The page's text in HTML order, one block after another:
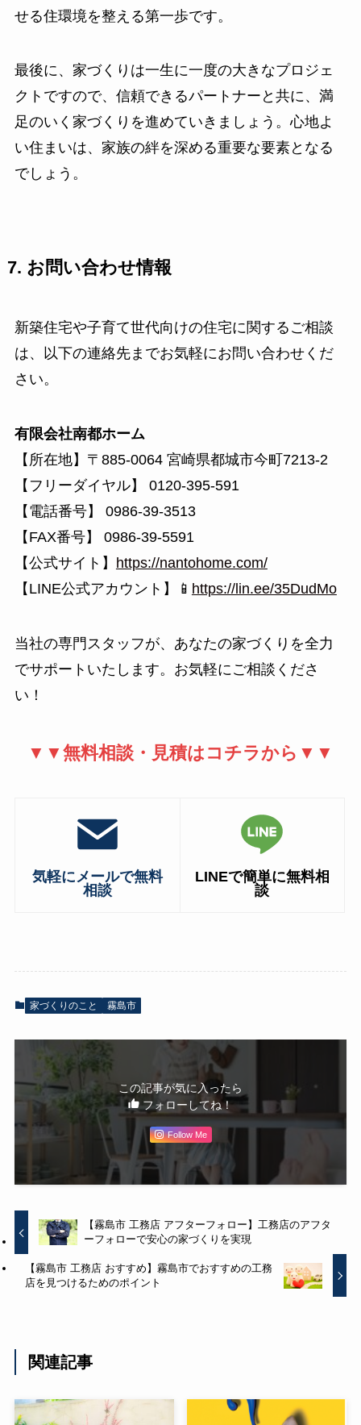
せる住環境を整える第一歩です。
最後に、家づくりは一生に一度の大きなプロジェ
クトですので、信頼できるパートナーと共に、満
足のいく家づくりを進めていきましょう。心地よ
い住まいは、家族の絆を深める重要な要素となる
でしょう。
7. お問い合わせ情報
新築住宅や子育て世代向けの住宅に関するご相談
は、以下の連絡先までお気軽にお問い合わせくだ
さい。
有限会社南都ホーム
【所在地】〒885-0064 宮崎県都城市今町7213-2
【フリーダイヤル】 0120-395-591
【電話番号】 0986-39-3513
【FAX番号】 0986-39-5591
【公式サイト】
https://nantohome.com/
【LINE公式アカウント】📱 https://lin.ee/35DudMo
当社の専門スタッフが、あなたの家づくりを全力
でサポートいたします。お気軽にご相談くださ
い！
▼▼無料相談・見積はコチラから▼▼
気軽にメールで無料
相談
LINEで簡単に無料相
談
家づくりのこと 霧島市
この記事が気に入ったら
フォローしてね！
Follow Me
【霧島市 工務店 アフターフォロー】工務店のアフタ
ーフォローで安心の家づくりを実現
【霧島市 工務店 おすすめ】霧島市でおすすめの工務
店を見つけるためのポイント
関連記事